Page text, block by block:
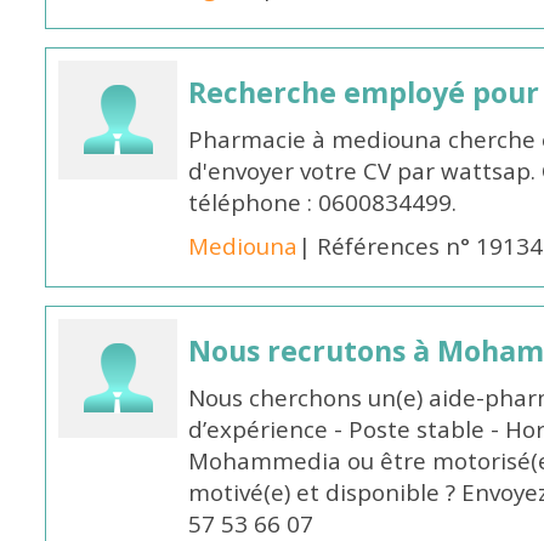
Recherche employé
Pharmacie à mediouna
d'envoyer votre CV par
téléphone : 0600834499.
Mediouna | Références n° 19134
Nous recrutons à
Nous cherchons un(e) aide-
d’expérience - Poste stable -
Mohammedia ou être
motivé(e) et disponible ?
57 53 66 07